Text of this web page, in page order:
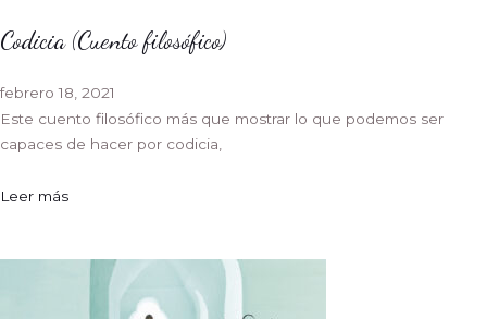
Codicia (Cuento filosófico)
febrero 18, 2021
Este cuento filosófico más que mostrar lo que podemos ser
capaces de hacer por codicia,
Leer más